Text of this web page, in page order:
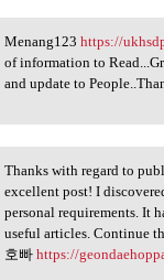
https://
Menang123 https://
of information to
and update to
with regard
Thanks with regard to
excellent post! I
personal requirements. It
useful articles. Continue
호빠 https://